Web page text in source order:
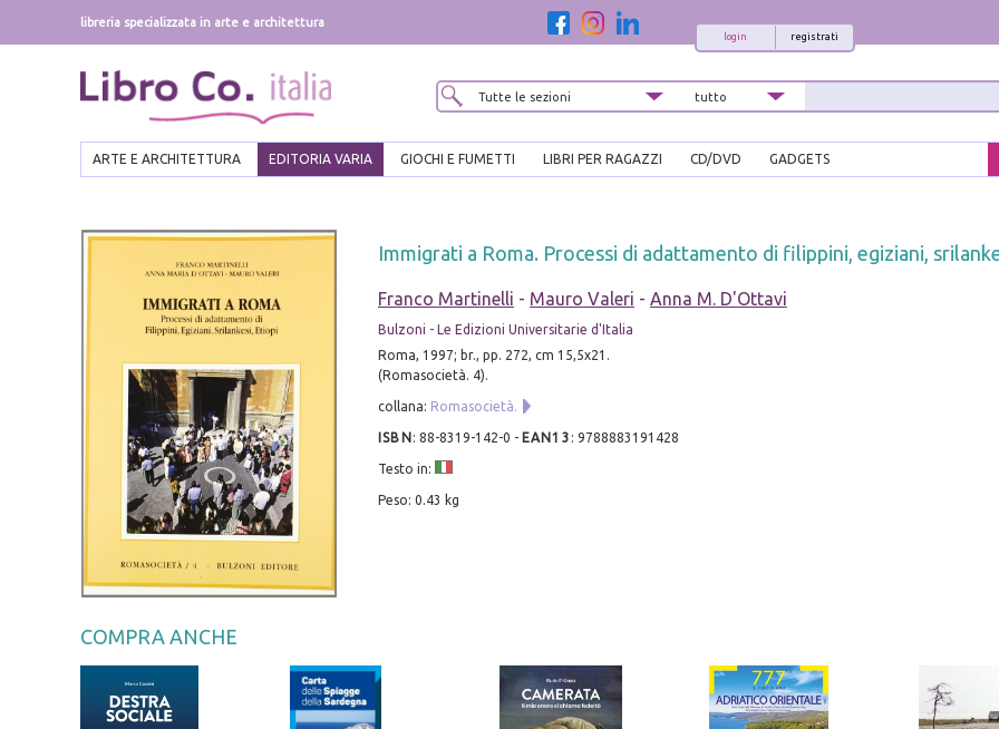
libreria specializzata in arte e architettura
registrati
login
ARTE E ARCHITETTURA EDITORIA VARIA GIOCHI E FUMETTI LIBRI PER RAGAZZI CD/DVD GADGETS
Immigrati a Roma. Processi di adattamento di filippini, egiziani,
Franco Martinelli - Mauro Valeri - Anna M. D'Ottavi
Bulzoni - Le Edizioni Universitarie d'Italia
Roma, 1997; br., pp. 272, cm 15,5x21.
(Romasocietà. 4).
collana: Romasocietà.
ISBN : 88-8319-142-0 - EAN13 : 9788883191428
Testo in:
Peso: 0.43 kg
COMPRA ANCHE